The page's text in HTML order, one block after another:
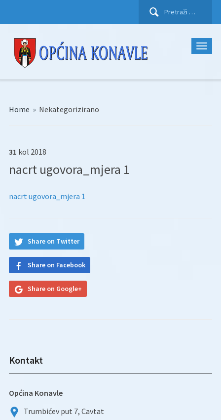
Pretraži:
Home » Nekategorizirano
31 kol 2018
nacrt ugovora_mjera 1
nacrt ugovora_mjera 1
Share on Twitter
Share on Facebook
Share on Google+
Kontakt
Općina Konavle
Trumbićev put 7, Cavtat